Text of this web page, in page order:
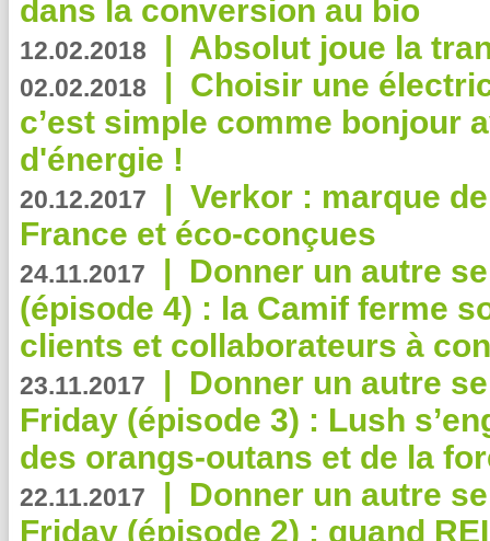
dans la conversion au bio
12.02.2018 | Absolut joue la
02.02.2018 | Choisir une
c’est simple comme bonjour
d'énergie !
20.12.2017 | Verkor : marque
France et éco-conçues
24.11.2017 | Donner un autre
(épisode 4) : la Camif ferme
clients et collaborateurs à
23.11.2017 | Donner un autre
Friday (épisode 3) : Lush
des orangs-outans et de la
22.11.2017 | Donner un autre
Friday (épisode 2) : quand